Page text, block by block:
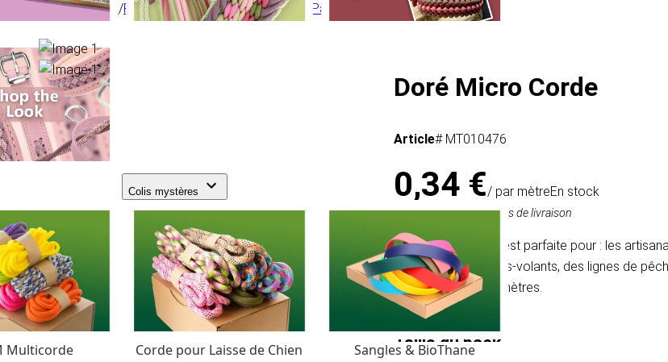
Colis mystères
Multicorde Corde pour Laisse de Chien Sangles & BioThane
Paracorde /Paracorde Micro/Micro 1,4 mm - Par Mètre
Doré Micro Corde
Article# MT010476
0,34 €/ par mètreEn stock
TVA comprise, hors frais de livraison
La Micro Paracord est parfaite pour : les
piégeages, des cerfs-volants, des lignes de
d'un minimum de 5 mètres.
Taille du pack